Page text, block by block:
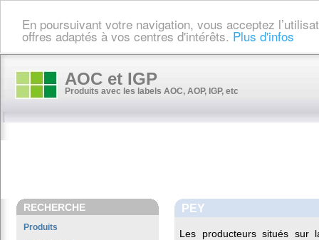
En poursuivant votre navigation, vous acceptez
offres adaptés à vos centres d'intérêts. Plus d'infos
AOC et IGP
Produits avec les labels AOC, AOP, IGP, etc
RECHERCHE
Produits
PEY
Les producteurs situés sur